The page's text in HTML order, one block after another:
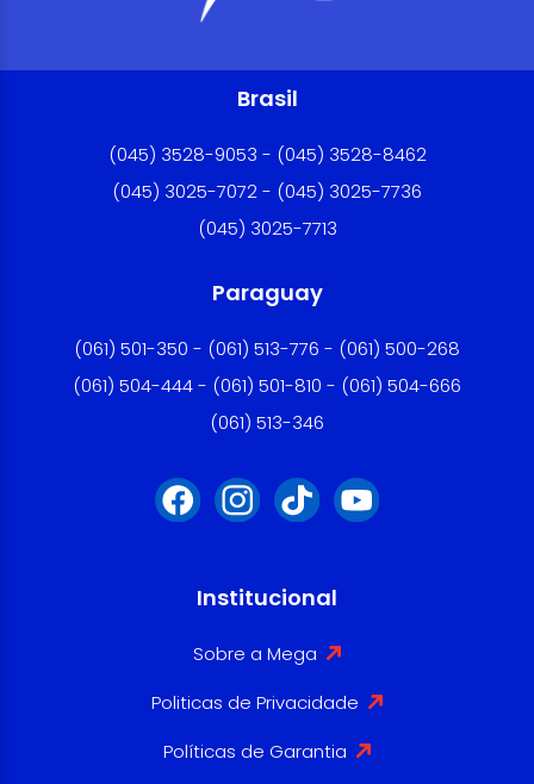
Brasil
(045) 3528-9053 - (045) 3528-8462
(045) 3025-7072 - (045) 3025-7736
(045) 3025-7713
Paraguay
(061) 501-350 - (061) 513-776 - (061) 500-268
(061) 504-444 - (061) 501-810 - (061) 504-666
(061) 513-346
Institucional
Sobre a Mega
Politicas de Privacidade
Políticas de Garantia